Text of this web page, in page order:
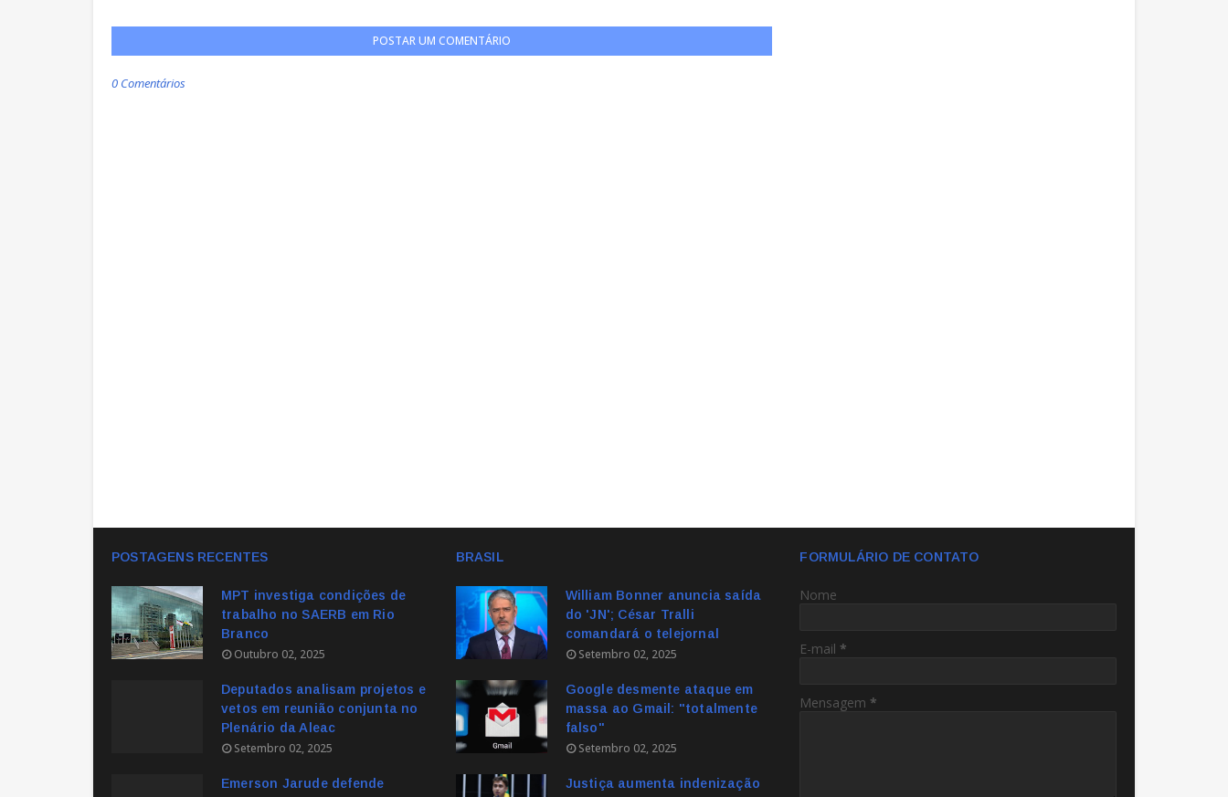
POSTAR UM COMENTÁRIO
0 Comentários
POSTAGENS RECENTES
MPT investiga condições de
trabalho no SAERB em Rio
Branco
Outubro 02, 2025
Deputados analisam projetos e
vetos em reunião conjunta no
Plenário da Aleac
Setembro 02, 2025
Emerson Jarude defende
BRASIL
William Bonner anuncia saída
do 'JN'; César Tralli
comandará o telejornal
Setembro 02, 2025
Google desmente ataque em
massa ao Gmail: "totalmente
falso"
Setembro 02, 2025
Justiça aumenta indenização
FORMULÁRIO DE CONTATO
Nome
E-mail *
Mensagem *